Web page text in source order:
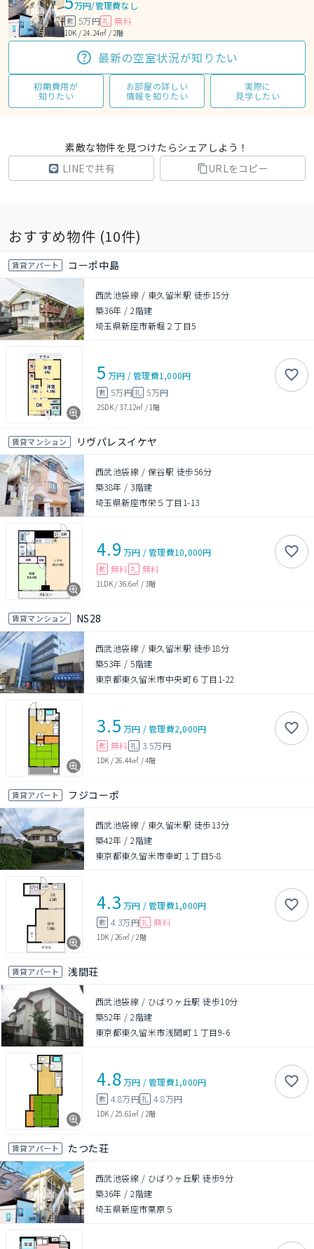
万円/管理費なし
敷 5万円 礼 無料
1DK / 24.24㎡ / 2階
最新の空室状況が知りたい
初期費用が
知りたい
お部屋の詳しい
情報を知りたい
実際に
見学したい
素敵な物件を見つけたらシェアしよう！
LINEで共有
URLをコピー
おすすめ物件 (10件)
賃貸アパート コーポ中島
西武池袋線 / 東久留米駅 徒歩15分
築36年 /2階建
埼玉県新座市新堀２丁目5
5 万円 /管理費1,000円
敷 5万円礼 5万円
2SDK/37.12㎡ / 1階
賃貸マンション リヴパレスイケヤ
西武池袋線 / 保谷駅 徒歩56分
築38年 / 3階建
埼玉県新座市栄５丁目1-13
4.9 万円 /管理費10,000円
敷 無料 礼 無料
1LDK/36.6㎡ /3階
賃貸マンション NS28
西武池袋線 / 東久留米駅 徒歩18分
築53年 /5階建
東京都東久留米市中央町６丁目1-22
3.5 万円 /管理費2,000円
敷 無料 礼 3.5万円
1DK / 26.44㎡ /4階
賃貸アパート フジコーポ
西武池袋線 / 東久留米駅 徒歩13分
築42年 /2階建
東京都東久留米市幸町１丁目5-8
4.3 万円 /管理費1,000円
敷 4.3万円 礼 無料
1DK / 26㎡/ 2階
賃貸アパート 浅間荘
西武池袋線 / ひばりヶ丘駅 徒歩10分
築52年 /2階建
東京都東久留米市浅間町１丁目9-6
4.8万円 /管理費1,000円
敷 4.8万円礼 4.8万円
1DK / 25.61㎡ / 2階
賃貸アパート たつた荘
西武池袋線 / ひばりヶ丘駅 徒歩9分
築36年 /2階建
埼玉県新座市栗原５